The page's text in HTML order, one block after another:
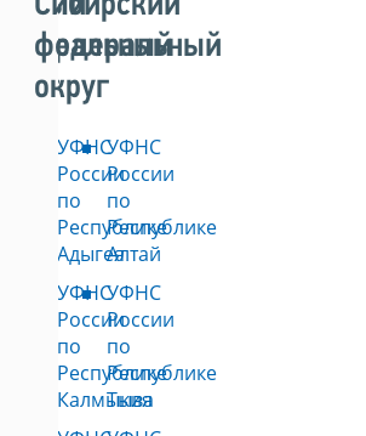
федеральный
округ
УФНС
России
по
Республике
Адыгея
УФНС
России
по
Республике
Калмыкия
федеральный
округ
УФНС
России
по
Республике
Алтай
УФНС
России
по
Республике
Тыва